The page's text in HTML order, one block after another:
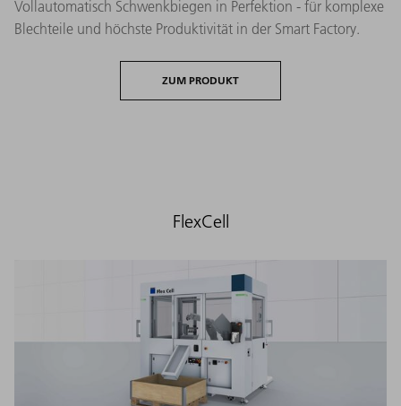
Vollautomatisch Schwenkbiegen in Perfektion - für komplexe
Blechteile und höchste Produktivität in der Smart Factory.
ZUM PRODUKT
FlexCell